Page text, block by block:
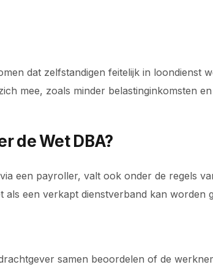
dat zelfstandigen feitelijk in loondienst
mee, zoals minder belastinginkomsten
de Wet DBA?
een payroller, valt ook onder de regels
een verkapt dienstverband kan worden
samen beoordelen of de